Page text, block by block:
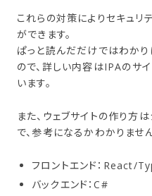
これらの対策によりセキュリ
ができます。
ぱっと読んだだけではわか
ので、詳しい内容はIPAのサ
います。
また、ウェブサイトの作り方
で、参考になるかわかりませ
フロントエンド：React/
バックエンド：C#